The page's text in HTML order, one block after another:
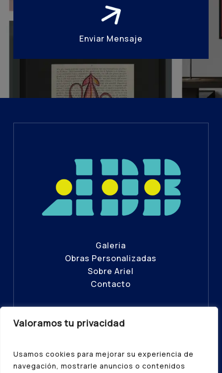
Valoramos tu privacidad
Usamos cookies para mejorar su experiencia de
navegación, mostrarle anuncios o contenidos
Enviar Mensaje
Galeria
Obras Personalizadas
Sobre Ariel
Contacto
Reservados 2025
Política de Privacidad| Aviso Legal|